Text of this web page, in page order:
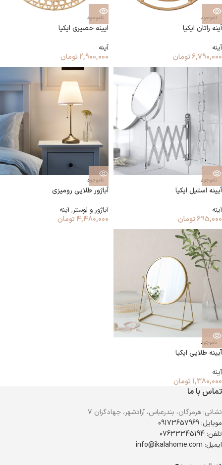
ناموجود
آینه راتان ایکیا
آینه
6,790,000تومان
ناموجود
ایینه حصیری ایکیا
آینه
2,900,000 تومان
ناموجود
آیینه استیل ایکیا
آینه
695,000تومان
ناموجود
آباژور طلایی رومیزی
آباژور و لوستر,آینه
4,480,000 تومان
ناموجود
آیینه طلایی ایکیا
آینه
1,380,000 تومان
تماس با ما
نشانی: هرمزگان، بندرعباس، آزادشهر، جهادگران ۷
موبایل: 09173657969
تلفن: 07633345194
ایمیل: info@ikalahome.com